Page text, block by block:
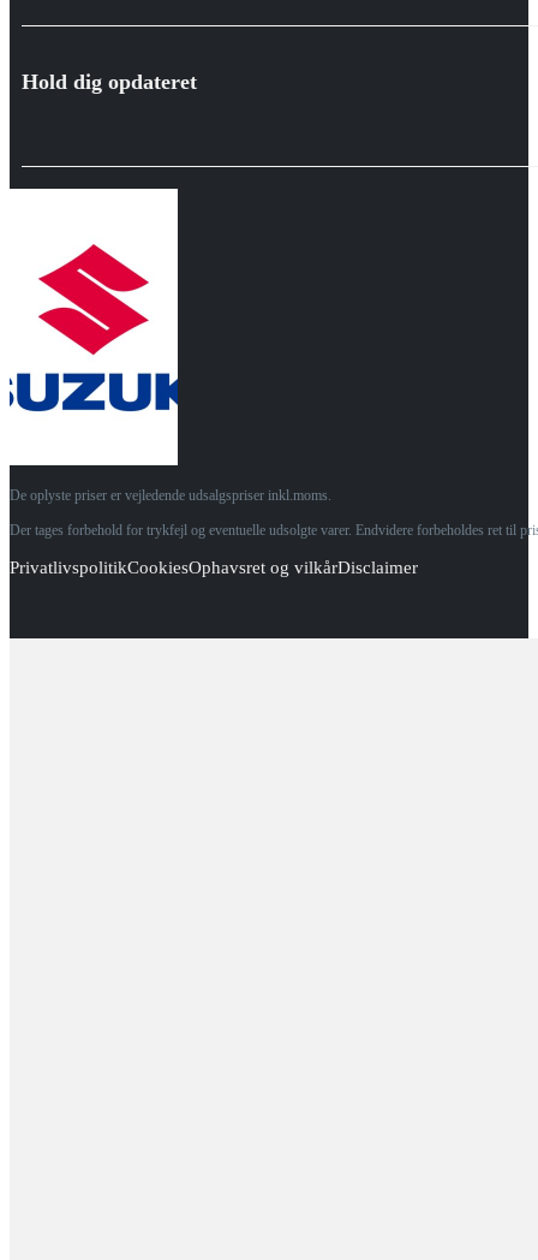
Hold dig opdateret
De oplyste priser er vejledende udsalgspriser inkl.moms.
Der tages forbehold for trykfejl og eventuelle udsolgte varer. Endvidere forbeholdes ret til
PrivatlivspolitikCookiesOphavsret og vilkårDisclaimer